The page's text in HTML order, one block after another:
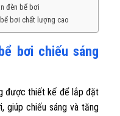
đèn bể bơi
bơi chất lượng cao
bơi chiếu sáng
được thiết kế để lắp đặt
giúp chiếu sáng và tăng